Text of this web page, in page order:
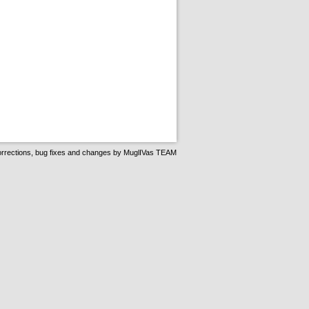
bug fixes and changes by MuglIVas TEAM